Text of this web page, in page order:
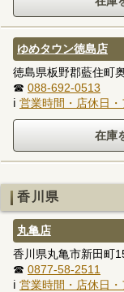
ゆめタウン徳島店
徳島県板野郡藍住町
☎ 088-692-0513
ℹ 営業時間・店休日
香川県
丸亀店
香川県丸亀市新田町
☎ 0877-58-2511
ℹ 営業時間・店休日